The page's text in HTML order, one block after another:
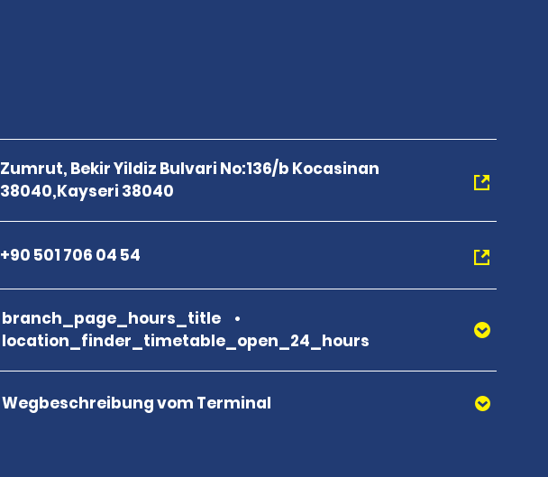
Zumrut, Bekir Yildiz Bulvari No:136/b Kocasinan
38040,Kayseri 38040
+90 501 706 04 54
branch_page_hours_title
location_finder_timetable_open_24_hours
Wegbeschreibung vom Terminal